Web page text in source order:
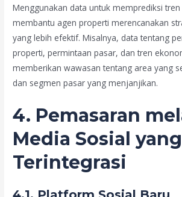
Menggunakan data untuk memprediksi
membantu agen properti merencanakan
yang lebih efektif. Misalnya, data tentang
properti, permintaan pasar, dan tren
memberikan wawasan tentang area yang
dan segmen pasar yang menjanjikan.
4. Pemasaran
Media Sosial yang
Terintegrasi